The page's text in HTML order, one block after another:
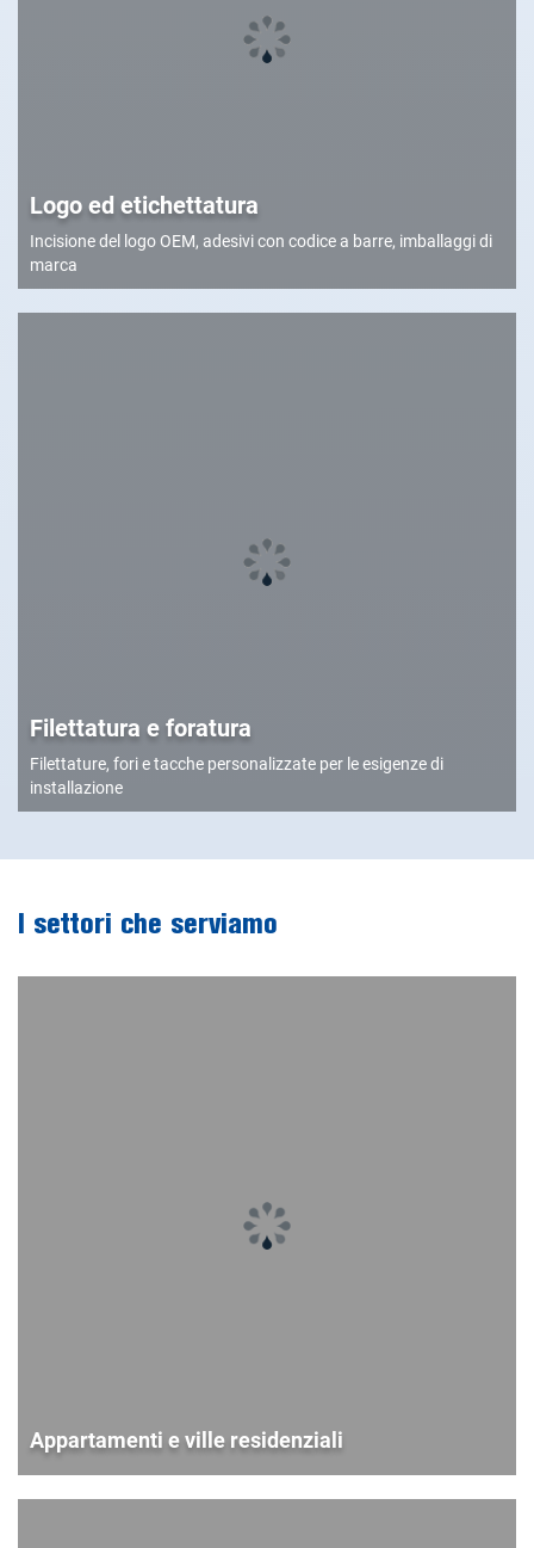
Logo ed etichettatura
Incisione del logo OEM, adesivi con codice a barre, imballaggi di
marca
Filettatura e foratura
Filettature, fori e tacche personalizzate per le esigenze di
installazione
I settori che serviamo
Appartamenti e ville residenziali